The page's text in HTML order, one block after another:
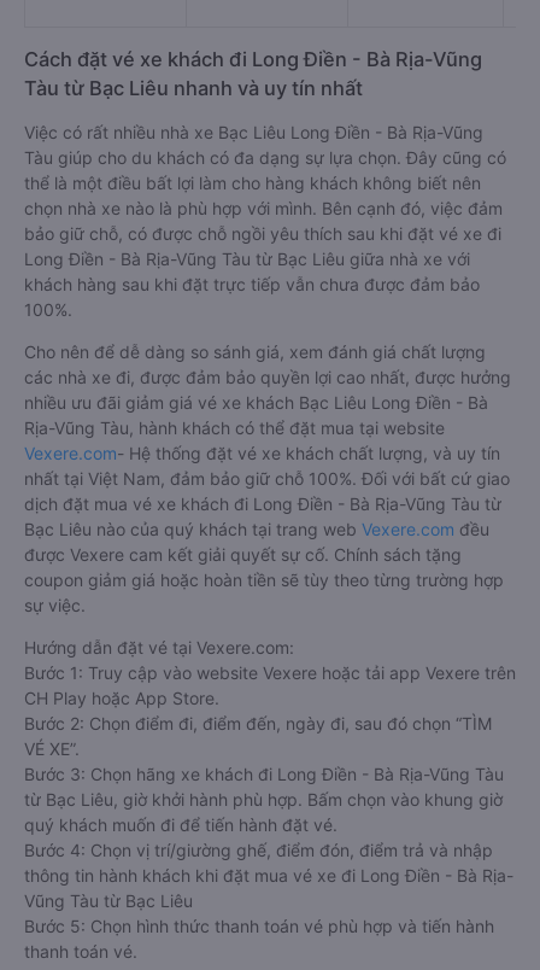
Cách đặt vé xe khách đi Long Điền - Bà Rịa-Vũng
Tàu từ Bạc Liêu nhanh và uy tín nhất
Việc có rất nhiều nhà xe Bạc Liêu Long Điền - Bà Rịa-Vũng
Tàu giúp cho du khách có đa dạng sự lựa chọn. Đây cũng có
thể là một điều bất lợi làm cho hàng khách không biết nên
chọn nhà xe nào là phù hợp với mình. Bên cạnh đó, việc đảm
bảo giữ chỗ, có được chỗ ngồi yêu thích sau khi đặt vé xe đi
Long Điền - Bà Rịa-Vũng Tàu từ Bạc Liêu giữa nhà xe với
khách hàng sau khi đặt trực tiếp vẫn chưa được đảm bảo
100%.
Cho nên để dễ dàng so sánh giá, xem đánh giá chất lượng
các nhà xe đi, được đảm bảo quyền lợi cao nhất, được hưởng
nhiều ưu đãi giảm giá vé xe khách Bạc Liêu Long Điền - Bà
Rịa-Vũng Tàu, hành khách có thể đặt mua tại website
Vexere.com- Hệ thống đặt vé xe khách chất lượng, và uy tín
nhất tại Việt Nam, đảm bảo giữ chỗ 100%. Đối với bất cứ giao
dịch đặt mua vé xe khách đi Long Điền - Bà Rịa-Vũng Tàu từ
Bạc Liêu nào của quý khách tại trang web Vexere.com đều
được Vexere cam kết giải quyết sự cố. Chính sách tặng
coupon giảm giá hoặc hoàn tiền sẽ tùy theo từng trường hợp
sự việc.
Hướng dẫn đặt vé tại Vexere.com:
Bước 1: Truy cập vào website Vexere hoặc tải app Vexere trên
CH Play hoặc App Store.
Bước 2: Chọn điểm đi, điểm đến, ngày đi, sau đó chọn “TÌM
VÉ XE”.
Bước 3: Chọn hãng xe khách đi Long Điền - Bà Rịa-Vũng Tàu
từ Bạc Liêu, giờ khởi hành phù hợp. Bấm chọn vào khung giờ
quý khách muốn đi để tiến hành đặt vé.
Bước 4: Chọn vị trí/giường ghế, điểm đón, điểm trả và nhập
thông tin hành khách khi đặt mua vé xe đi Long Điền - Bà Rịa-
Vũng Tàu từ Bạc Liêu
Bước 5: Chọn hình thức thanh toán vé phù hợp và tiến hành
thanh toán vé.